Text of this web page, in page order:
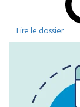
Lire le dossier